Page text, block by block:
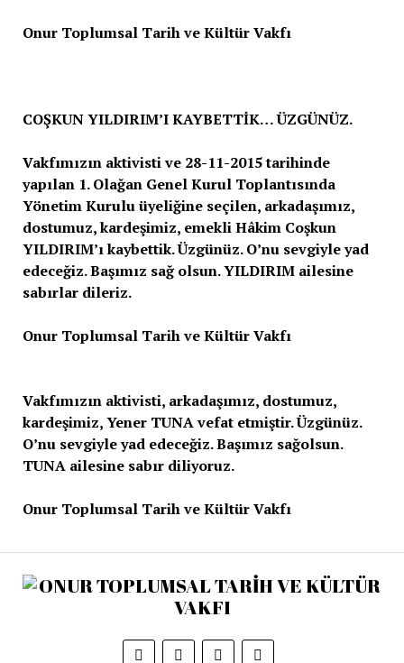
Onur Toplumsal Tarih ve Kültür Vakfı
COŞKUN YILDIRIM’I KAYBETTİK… ÜZGÜNÜZ.
Vakfımızın aktivisti ve 28-11-2015 tarihinde
yapılan 1. Olağan Genel Kurul Toplantısında
Yönetim Kurulu üyeliğine seçilen, arkadaşımız,
dostumuz, kardeşimiz, emekli Hâkim Coşkun
YILDIRIM’ı kaybettik. Üzgünüz. O’nu sevgiyle yad
edeceğiz. Başımız sağ olsun. YILDIRIM ailesine
sabırlar dileriz.
Onur Toplumsal Tarih ve Kültür Vakfı
Vakfımızın aktivisti, arkadaşımız, dostumuz,
kardeşimiz, Yener TUNA vefat etmiştir. Üzgünüz.
O’nu sevgiyle yad edeceğiz. Başımız sağolsun.
TUNA ailesine sabır diliyoruz.
Onur Toplumsal Tarih ve Kültür Vakfı